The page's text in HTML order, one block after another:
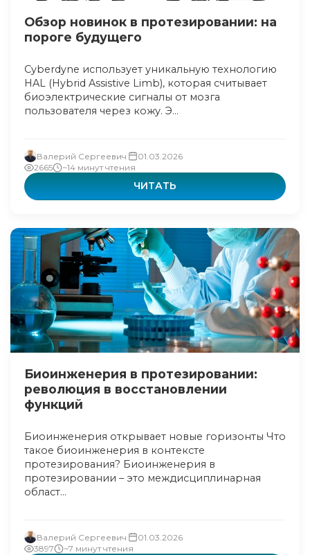
Обзор новинок в протезировании: на
пороге будущего
Cyberdyne использует уникальную технологию
HAL (Hybrid Assistive Limb), которая считывает
биоэлектрические сигналы от мозга
пользователя через кожу. Э...
Валерий Сергеевич
01.03.2026
2665
~14 минут чтения
ЧИТАТЬ
Биоинженерия в протезировании:
революция в восстановлении
функций
Биоинженерия открывает новые горизонты Что
такое биоинженерия в контексте
протезирования? Биоинженерия в
протезировании – это междисциплинарная
област...
Валерий Сергеевич
01.03.2026
3897
~7 минут чтения